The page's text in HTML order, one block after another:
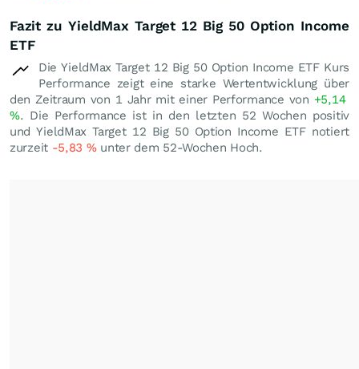
Fazit zu YieldMax Target 12 Big 50 Option Income
ETF
Die YieldMax Target 12 Big 50 Option Income ETF Kurs
Performance zeigt eine starke Wertentwicklung über
den Zeitraum von 1 Jahr mit einer Performance von +5,14
%. Die Performance ist in den letzten 52 Wochen positiv
und YieldMax Target 12 Big 50 Option Income ETF notiert
zurzeit -5,83 %unter dem 52-Wochen Hoch.